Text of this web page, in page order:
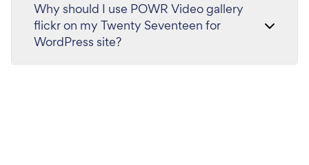
Why should I use POWR Video gallery
flickr on my Twenty Seventeen for
WordPress site?